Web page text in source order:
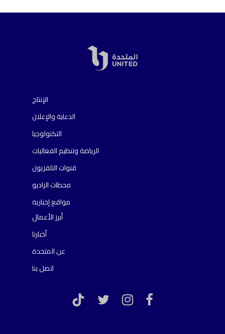
الإنتاج
الدعاية والإعلان
التكنولوجيا
الرياضة وتنظيم الفعاليات
قنوات التلفزيون
محطات الراديو
مواقع إخبارية
أبرز الأعمال
أخبارنا
عن المتحدة
اتصل بنا
facebook
instagram
twitter
TikTok